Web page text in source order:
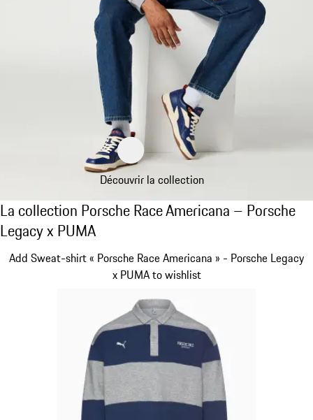
Découvrir la collection
La collection Porsche Race Americana –
La collection Porsche Race Americana – Porsche
Legacy x PUMA
Add Sweat-shirt « Porsche Race Americana » - Porsche Legacy
x PUMA to wishlist
Diapositive 1 sur 10